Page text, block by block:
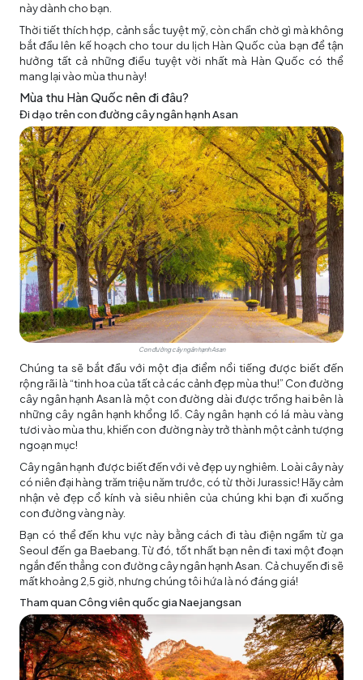
này dành cho bạn.
Thời tiết thích hợp, cảnh sắc tuyệt mỹ, còn chần chờ gì mà không
bắt đầu lên kế hoạch chotour du lịch Hàn Quốc của bạn để tận
hưởng tất cả những điều tuyệt vời nhất mà Hàn Quốc có thể
mang lại vào mùa thu này!
Mùa thu Hàn Quốc nên đi đâu?
Đi dạo trên con đường cây ngân hạnh Asan
Con đường cây ngân hạnh Asan
Chúng ta sẽ bắt đầu với một địa điểm nổi tiếng được biết đến
rộng rãi là “tinh hoa của tất cả các cảnh đẹp mùa thu!” Con đường
cây ngân hạnh Asan là một con đường dài được trồng hai bên là
những cây ngân hạnh khổng lồ. Cây ngân hạnh có lá màu vàng
tươi vào mùa thu, khiến con đường này trở thành một cảnh tượng
ngoạn mục!
Cây ngân hạnh được biết đến với vẻ đẹp uy nghiêm. Loài cây này
có niên đại hàng trăm triệu năm trước, có từ thời Jurassic! Hãy cảm
nhận vẻ đẹp cổ kính và siêu nhiên của chúng khi bạn đi xuống
con đường vàng này.
Bạn có thể đến khu vực này bằng cách đi tàu điện ngầm từ ga
Seoul đến ga Baebang. Từ đó, tốt nhất bạn nên đi taxi một đoạn
ngắn đến thẳng con đường cây ngân hạnh Asan. Cả chuyến đi sẽ
mất khoảng 2,5 giờ, nhưng chúng tôi hứa là nó đáng giá!
Tham quan Công viên quốc gia Naejangsan